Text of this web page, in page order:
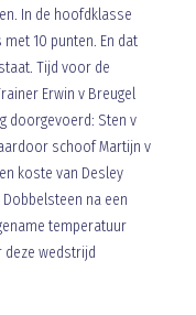
In de hoofdklasse
10 punten. En dat
Tijd voor de
Erwin v Breugel
doorgevoerd: Sten v
schoof Martijn v
koste van Desley
na een
temperatuur
deze wedstrijd